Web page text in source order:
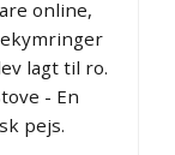
online,
lagt til ro.
- En
pejs.